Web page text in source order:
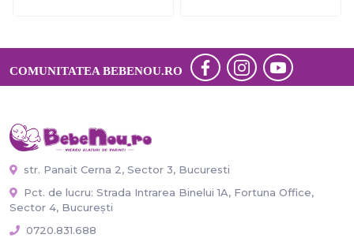
COMUNITATEA BEBENOU.RO
str. Panait Cerna 2, Sector 3, Bucuresti
Pct. de lucru: Strada Intrarea Binelui 1A, Fortuna Office,
Sector 4, București
0720.831.688